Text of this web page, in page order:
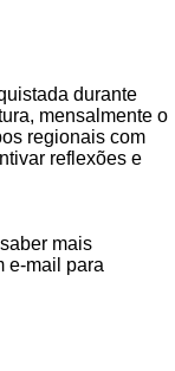
durante
mensalmente o
regionais com
reflexões e
mais
e-mail para